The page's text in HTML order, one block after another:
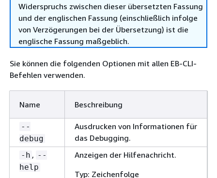
Widerspruchs zwischen dieser übersetzten Fassung
und der englischen Fassung (einschließlich infolge
von Verzögerungen bei der Übersetzung) ist die
englische Fassung maßgeblich.
Sie können die folgenden Optionen mit allen EB-CLI-
Befehlen verwenden.
Name Beschreibung
--
debug
Ausdrucken von Informationen für
das Debugging.
-h , --
help
Anzeigen der Hilfenachricht.
Typ: Zeichenfolge